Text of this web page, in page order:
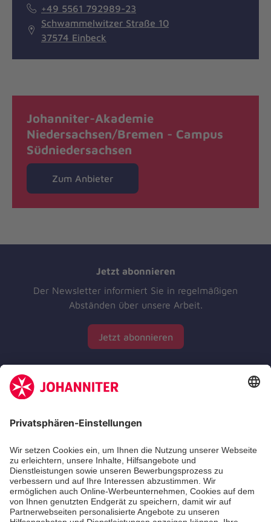
+49 5561 792989-23
Schwammelwitzer Straße 10
37574 Einbeck
Johanniter-Akademie
Niedersachsen/Bremen - Campus
Südniedersachsen
Zum Anbieter
Jetzt abonnieren
Der Newsletter informiert Sie in regelmäßigen
Abständen über unsere Arbeit.
Jetzt abonnieren
Zertifizierung der Johanniter-Unfall-Hilfe e.V.
Die Johanniter GmbH führt das Spendenzertifikat
des Deutschen Spendenrats e.V.